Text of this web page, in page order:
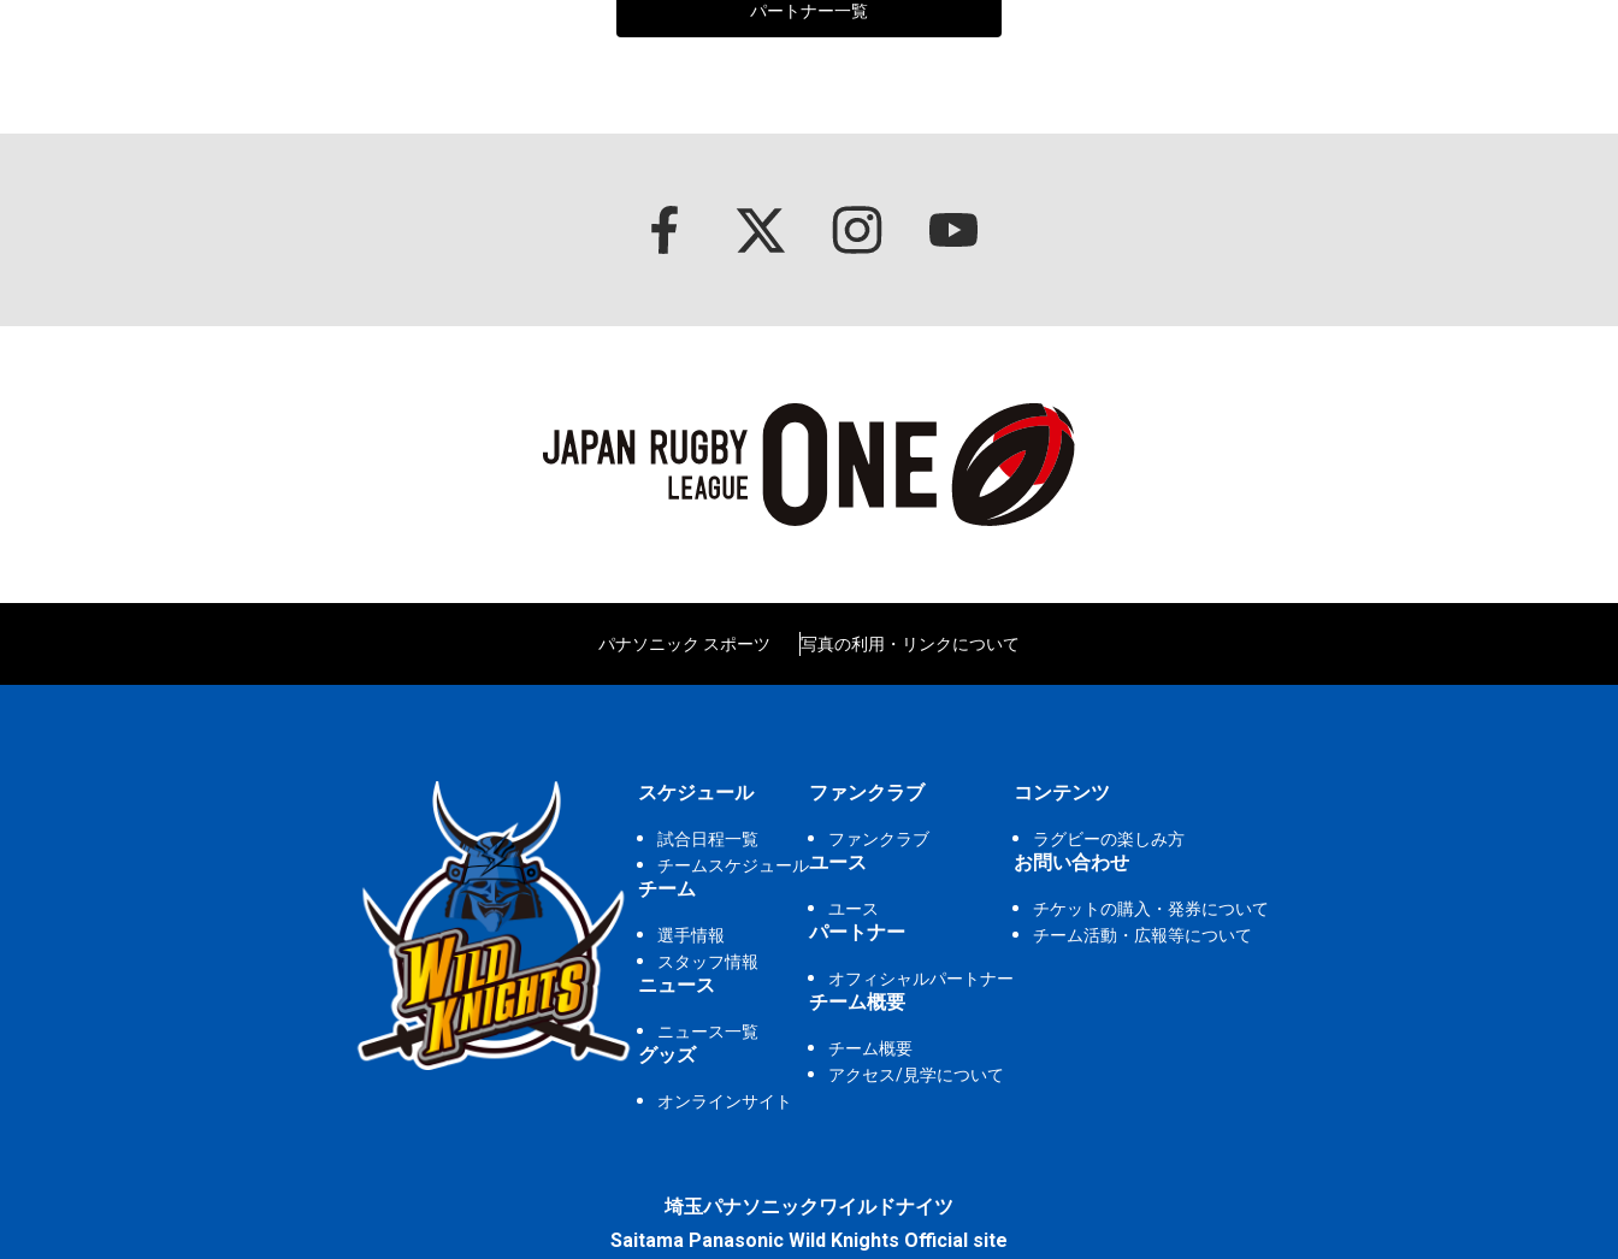
パートナー一覧
パナソニック スポーツ 写真の利用・リンクについて
スケジュール
試合日程一覧
チームスケジュール
チーム
選手情報
スタッフ情報
ニュース
ニュース一覧
グッズ
オンラインサイト
ファンクラブ
ファンクラブ
ユース
ユース
パートナー
オフィシャルパートナー
チーム概要
チーム概要
アクセス/見学について
コンテンツ
ラグビーの楽しみ方
お問い合わせ
チケットの購入・発券について
チーム活動・広報等について
埼玉パナソニックワイルドナイツ
Saitama Panasonic Wild Knights Official site